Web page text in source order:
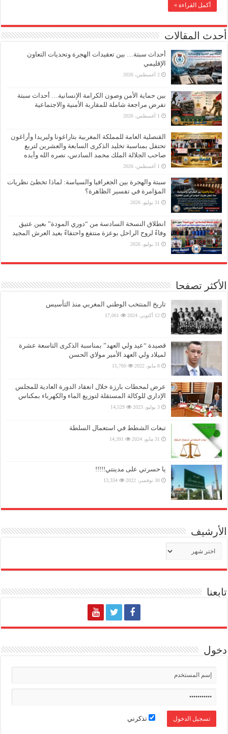
أكمل القراءة »
أحدث المقالات
أحداث سبتة… بين تعقيدات الهجرة وتحديات التعاون
الإقليمي
2 أغسطس، 2026
بين حماية الأمن وصون الكرامة الإنسانية… أحداث سبتة
تفرض مراجعة شاملة للمقاربة الأمنية والاجتماعية
1 أغسطس، 2026
القنصلية العامة للمملكة المغربية بتاراغونا وليريدا وأراغون
تحتفل بمناسبة تخليد الذكرى السابعة والعشرين لتربع
صاحب الجلالة الملك محمد السادس، نصره الله وأيده
1 أغسطس، 2026
سبتة والهجرة بين الجغرافيا والسياسة: لماذا تخطئ نظريات
المؤامرة في تفسير الظاهرة؟
31 يوليو، 2026
انطلاق النسخة السادسة من “دوري المودة” بعين عتيق
وفاءً لروح الراحل بوعزة منتفع واحتفاءً بعيد العرش المجيد
31 يوليو، 2026
الأكثر تصفحا
تاريخ المنتخب الوطني المغربي منذ التأسيس
12 أكتوبر، 2024 17,061
قصيدة “عيد ولي العهد” بمناسبة الذكرى التاسعة عشرة
لميلاد ولي العهد الأمير مولاي الحسن
8 مايو، 2022 15,760
عرض لمحطات بارزة خلال انعقاد الدورة العادية للمجلس
الإداري للوكالة المستقلة لتوزيع الماء والكهرباء بمكناس
3 يوليو، 2023 14,529
تبعات الشطط في استعمال السلطة
31 مايو، 2024 14,391
يا حسرتي على مدينتي!!!!!
30 نوفمبر، 2022 13,334
الأرشيف
الأرشيف
تابعنا
دخول
تذكرني